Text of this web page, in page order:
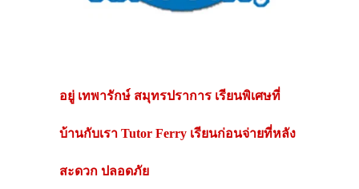
อยู่ เทพารักษ์ สมุทรปราการ เรียนพิเศษที่
บ้านกับเรา Tutor Ferry เรียนก่อนจ่ายที่หลัง
สะดวก ปลอดภัย